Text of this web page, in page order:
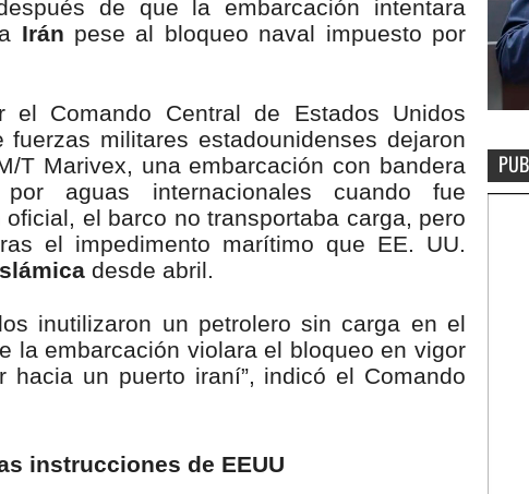
de que la embarcación intentara
Irán pese al bloqueo naval impuesto por
el Comando Central de Estados Unidos
militares estadounidenses dejaron
T Marivex, una embarcación con bandera
aguas internacionales cuando fue
el barco no transportaba carga, pero
el impedimento marítimo que EE. UU.
desde abril.
inutilizaron un petrolero sin carga en el
la embarcación violara el bloqueo en vigor
hacia un puerto iraní”, indicó el Comando
instrucciones de EEUU